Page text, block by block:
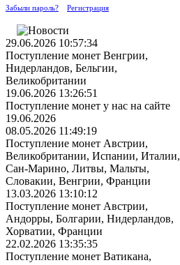
Забыли пароль? Регистрация
29.06.2026 10:57:34
Поступление монет Венгрии,
Нидерландов, Бельгии,
Великобритании
19.06.2026 13:26:51
Поступление монет у нас на сайте
19.06.2026
08.05.2026 11:49:19
Поступление монет Австрии,
Великобритании, Испании, Италии,
Сан-Марино, Литвы, Мальты,
Словакии, Венгрии, Франции
13.03.2026 13:10:12
Поступление монет Австрии,
Андорры, Болгарии, Нидерландов,
Хорватии, Франции
22.02.2026 13:35:35
Поступление монет Ватикана,